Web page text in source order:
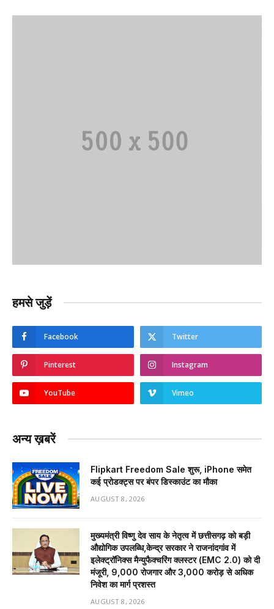
हमसे जुड़ें
Facebook Twitter
Pinterest Instagram
YouTube Vimeo
अन्य ख़बरें
Flipkart Freedom Sale शुरू, iPhone समेत
कई प्रोडक्ट्स पर बंपर डिस्काउंट का मौका
AUGUST 8, 2026
मुख्यमंत्री विष्णु देव साय के नेतृत्व में छत्तीसगढ़ को बड़ी
औद्योगिक उपलब्धि,केन्द्र सरकार ने राजनांदगांव में
इलेक्ट्रॉनिक्स मैन्युफैक्चरिंग क्लस्टर (EMC 2.0) को दी
मंजूरी, 9,000 रोजगार और ₹3,000 करोड़ से अधिक
निवेश का मार्ग प्रशस्त
AUGUST 8, 2026